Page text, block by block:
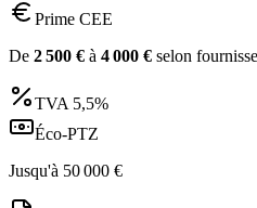
Prime CEE
De 2 500 € à 4 000 € selon
TVA 5,5%
Éco-PTZ
Jusqu'à 50 000 €